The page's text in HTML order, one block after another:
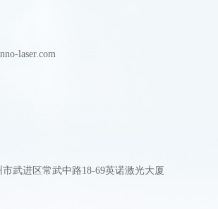
laser.com
武进区常武中路18-69英诺激光大厦